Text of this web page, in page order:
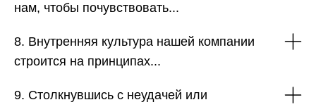
нам, чтобы почувствовать...
8. Внутренняя культура нашей компании
строится на принципах...
9. Столкнувшись с неудачей или